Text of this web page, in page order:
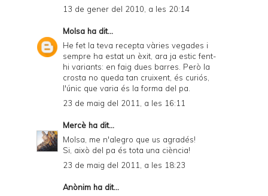
13 de gener del 2010, a les 20:14
Molsa ha dit...
He fet la teva recepta vàries vegades i
sempre ha estat un èxit, ara ja estic fent-
hi variants: en faig dues barres. Però la
crosta no queda tan cruixent, és curiós,
l'únic que varia és la forma del pa.
23 de maig del 2011, a les 16:11
Mercè ha dit...
Molsa, me n'alegro que us agradés!
Si, això del pa és tota una ciència!
23 de maig del 2011, a les 18:23
Anònim ha dit...